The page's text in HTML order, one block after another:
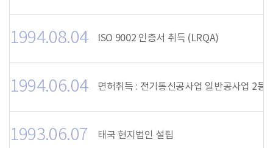
1994.08.04 ISO 9002 인증서 취득 (LRQA)
1994.06.04 면허취득 : 전기통신공사업 일반공사업 2등
1993.06.07 태국 현지법인 설립